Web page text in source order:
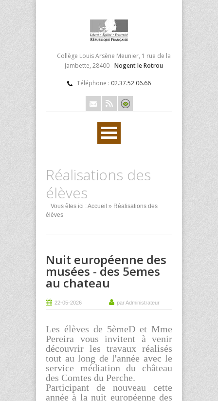
Collège Louis Arsène Meunier, 1 rue de la
Jambette, 28400 -Nogent le Rotrou
Téléphone : 02.37.52.06.66
Réalisations des
élèves
Vous êtes ici :Accueil » Réalisations des
élèves
Nuit européenne des
musées - des 5emes
au chateau
22-05-2026 par Administrateur
Les élèves de 5èmeD et Mme
Pereira vous invitent à venir
découvrir les travaux réalisés
tout au long de l'année avec le
service médiation du château
des Comtes du Perche.
Participant de nouveau cette
année à la nuit européenne des